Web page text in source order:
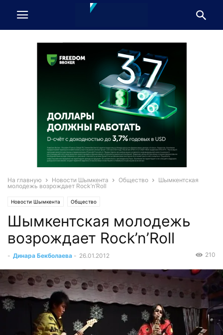
На главную Новости Шымкента Общество
Шымкентская
молодежь возрождает Rock’n’Roll
Новости Шымкента Общество
Шымкентская молодежь
возрождает Rock’n’Roll
- Динара Бекболаева - 26.01.2012 210